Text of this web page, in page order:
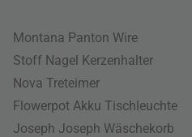
Montana Panton Wire
Stoff Nagel Kerzenhalter
Nova Treteimer
Flowerpot Akku Tischleuchte
Joseph Joseph Wäschekorb